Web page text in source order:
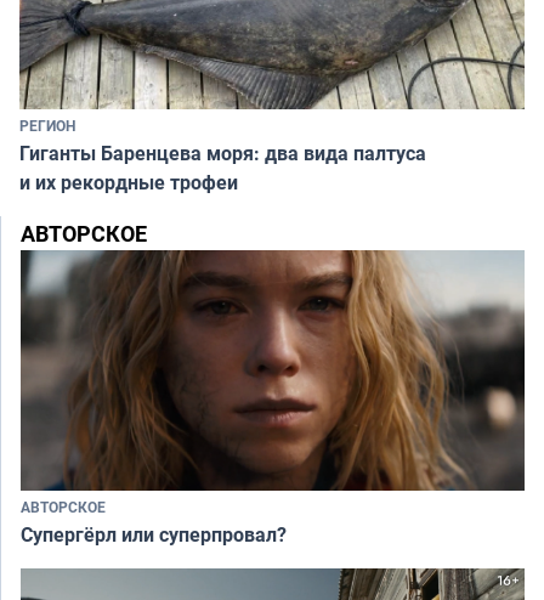
РЕГИОН
Гиганты Баренцева моря: два вида палтуса
и их рекордные трофеи
АВТОРСКОЕ
АВТОРСКОЕ
Супергёрл или суперпровал?